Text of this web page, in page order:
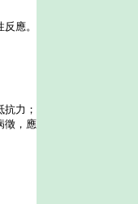
應。
力；
徵，應